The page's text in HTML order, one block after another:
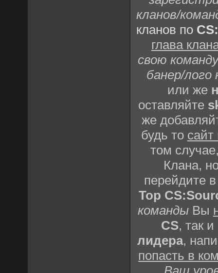
кланов/
кланов по
глава
свою
банер/лого
или же
оставляйте
же
будь то сайт
том
Клана,
перейдите
Top
командыВы
CS, так и
лидера,
попасть в